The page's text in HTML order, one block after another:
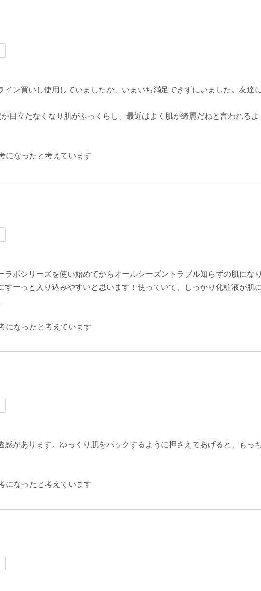
イン買いし使用していましたが、いまいち満足できずにいました。友達
目立たなくなり肌がふっくらし、最近はよく肌が綺麗だねと言われるよ
になったと考えています
ボシリーズを使い始めてからオールシーズントラブル知らずの肌にな
ーっと入り込みやすいと思います！使っていて、しっかり化粧液が肌
になったと考えています
があります。ゆっくり肌をパックするように押さえてあげると、もっ
になったと考えています